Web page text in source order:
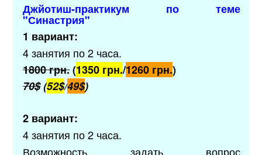
Джйотиш-практикум по теме
"Синастрия"
1 вариант:
4 занятия по 2 часа.
1800 грн.(1350 грн./1260 грн.)
70$(52$/49$)
2 вариант:
4 занятия по 2 часа.
Возможность задать вопрос